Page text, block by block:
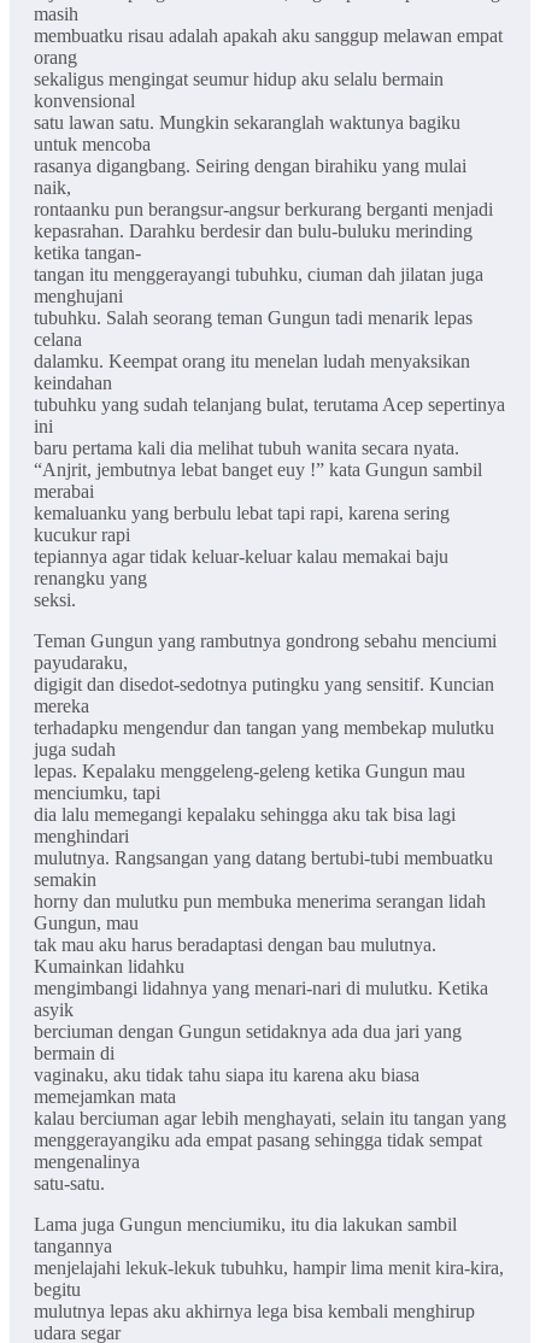
masih
membuatku risau adalah apakah aku sanggup melawan empat
orang
sekaligus mengingat seumur hidup aku selalu bermain
konvensional
satu lawan satu. Mungkin sekaranglah waktunya bagiku
untuk mencoba
rasanya digangbang. Seiring dengan birahiku yang mulai
naik,
rontaanku pun berangsur-angsur berkurang berganti menjadi
kepasrahan. Darahku berdesir dan bulu-buluku merinding
ketika tangan-
tangan itu menggerayangi tubuhku, ciuman dah jilatan juga
menghujani
tubuhku. Salah seorang teman Gungun tadi menarik lepas
celana
dalamku. Keempat orang itu menelan ludah menyaksikan
keindahan
tubuhku yang sudah telanjang bulat, terutama Acep sepertinya
ini
baru pertama kali dia melihat tubuh wanita secara nyata.
“Anjrit, jembutnya lebat banget euy !” kata Gungun sambil
merabai
kemaluanku yang berbulu lebat tapi rapi, karena sering
kucukur rapi
tepiannya agar tidak keluar-keluar kalau memakai baju
renangku yang
seksi.
Teman Gungun yang rambutnya gondrong sebahu menciumi
payudaraku,
digigit dan disedot-sedotnya putingku yang sensitif. Kuncian
mereka
terhadapku mengendur dan tangan yang membekap mulutku
juga sudah
lepas. Kepalaku menggeleng-geleng ketika Gungun mau
menciumku, tapi
dia lalu memegangi kepalaku sehingga aku tak bisa lagi
menghindari
mulutnya. Rangsangan yang datang bertubi-tubi membuatku
semakin
horny dan mulutku pun membuka menerima serangan lidah
Gungun, mau
tak mau aku harus beradaptasi dengan bau mulutnya.
Kumainkan lidahku
mengimbangi lidahnya yang menari-nari di mulutku. Ketika
asyik
berciuman dengan Gungun setidaknya ada dua jari yang
bermain di
vaginaku, aku tidak tahu siapa itu karena aku biasa
memejamkan mata
kalau berciuman agar lebih menghayati, selain itu tangan yang
menggerayangiku ada empat pasang sehingga tidak sempat
mengenalinya
satu-satu.
Lama juga Gungun menciumiku, itu dia lakukan sambil
tangannya
menjelajahi lekuk-lekuk tubuhku, hampir lima menit kira-kira,
begitu
mulutnya lepas aku akhirnya lega bisa kembali menghirup
udara segar